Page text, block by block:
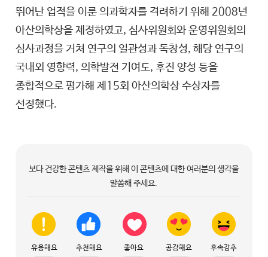
뛰어난 업적을 이룬 의과학자를 격려하기 위해 2008년
아산의학상을 제정하였고, 심사위원회와 운영위원회의
심사과정을 거쳐 연구의 일관성과 독창성, 해당 연구의
국내외 영향력, 의학발전 기여도, 후진 양성 등을
종합적으로 평가해 제15회 아산의학상 수상자를
선정했다.
보다 건강한 콘텐츠 제작을 위해 이 콘텐츠에 대한 여러분의 생각을
말씀해 주세요.
유용해요 추천해요 좋아요 공감해요 후속강추